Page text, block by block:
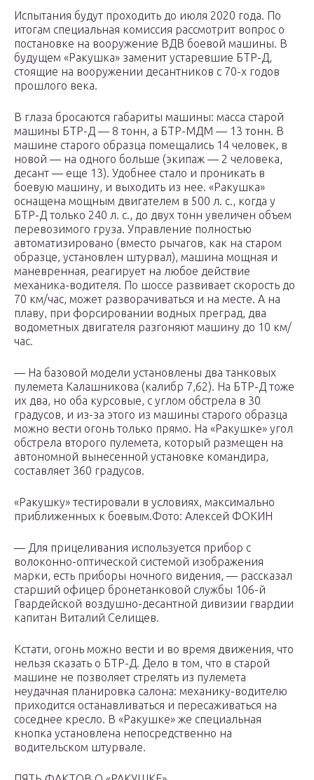
Испытания будут проходить до июля 2020 года. По
итогам специальная комиссия рассмотрит вопрос о
постановке на вооружение ВДВ боевой машины. В
будущем «Ракушка» заменит устаревшие БТР-Д,
стоящие на вооружении десантников с 70-х годов
прошлого века.
В глаза бросаются габариты машины: масса старой
машины БТР-Д — 8 тонн, а БТР-МДМ — 13 тонн. В
машине старого образца помещались 14 человек, в
новой — на одного больше (экипаж — 2 человека,
десант — еще 13). Удобнее стало и проникать в
боевую машину, и выходить из нее. «Ракушка»
оснащена мощным двигателем в 500 л. с., когда у
БТР-Д только 240 л. с., до двух тонн увеличен объем
перевозимого груза. Управление полностью
автоматизировано (вместо рычагов, как на старом
образце, установлен штурвал), машина мощная и
маневренная, реагирует на любое действие
механика-водителя. По шоссе развивает скорость до
70 км/час, может разворачиваться и на месте. А на
плаву, при форсировании водных преград, два
водометных двигателя разгоняют машину до 10 км/
час.
— На базовой модели установлены два танковых
пулемета Калашникова (калибр 7,62). На БТР-Д тоже
их два, но оба курсовые, с углом обстрела в 30
градусов, и из-за этого из машины старого образца
можно вести огонь только прямо. На «Ракушке» угол
обстрела второго пулемета, который размещен на
автономной вынесенной установке командира,
составляет 360 градусов.
«Ракушку» тестировали в условиях, максимально
приближенных к боевым.Фото: Алексей ФОКИН
— Для прицеливания используется прибор с
волоконно-оптической системой изображения
марки, есть приборы ночного видения, — рассказал
старший офицер бронетанковой службы 106-й
Гвардейской воздушно-десантной дивизии гвардии
капитан Виталий Селищев.
Кстати, огонь можно вести и во время движения, что
нельзя сказать о БТР-Д. Дело в том, что в старой
машине не позволяет стрелять из пулемета
неудачная планировка салона: механику-водителю
приходится останавливаться и пересаживаться на
соседнее кресло. В «Ракушке» же специальная
кнопка установлена непосредственно на
водительском штурвале.